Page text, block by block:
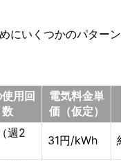
にいくつかのパターン
使用回
数
電気料金単
価（仮定）
週2
31円/kWh 約